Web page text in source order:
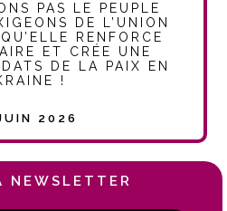
PAS LE PEUPLE
DE L’UNION
RENFORCE
ET CRÉE UNE
DE LA PAIX EN
!
2026
NEWSLETTER